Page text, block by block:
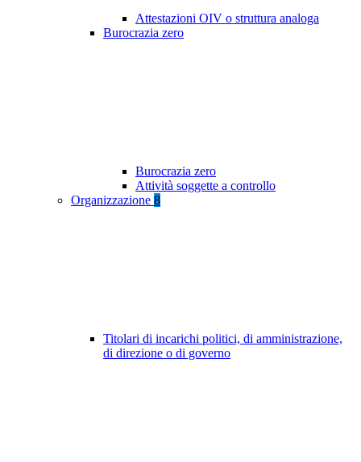
Attestazioni OIV o struttura analoga
Burocrazia zero
Burocrazia zero
Attività soggette a controllo
Organizzazione 8
Titolari di incarichi politici, di amministrazione,
di direzione o di governo